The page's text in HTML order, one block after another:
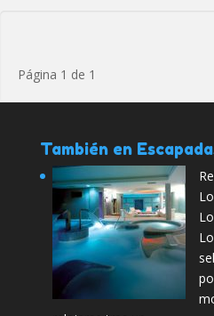
Página 1 de 1
También en